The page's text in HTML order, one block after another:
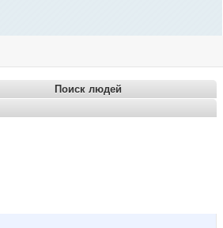
Поиск людей